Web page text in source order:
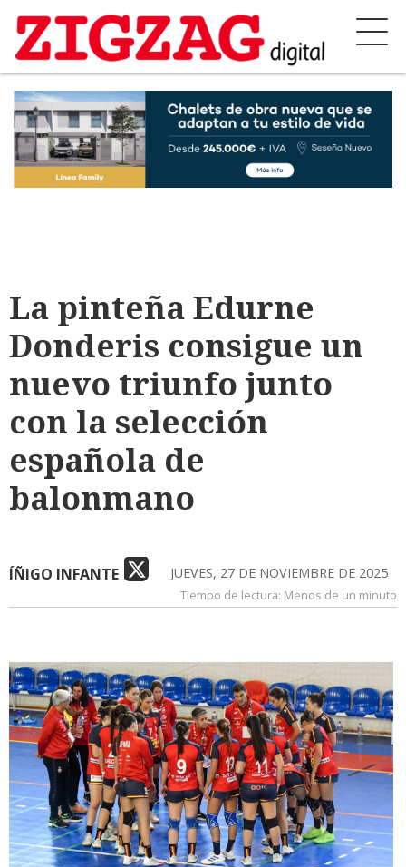
La pinteña Edurne
Donderis consigue un
nuevo triunfo junto
con la selección
española de
balonmano
ÍÑIGO INFANTE JUEVES, 27 DE NOVIEMBRE DE 2025
Tiempo de lectura: Menos de un minuto